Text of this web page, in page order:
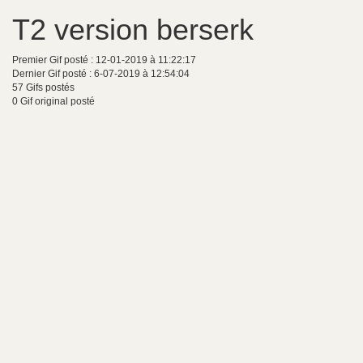
T2 version berserk
Premier Gif posté : 12-01-2019 à 11:22:17
Dernier Gif posté : 6-07-2019 à 12:54:04
57 Gifs postés
0 Gif original posté